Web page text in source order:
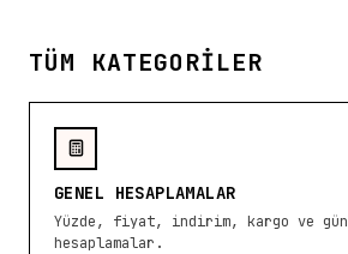
TÜM KATEGORİLER
GENEL HESAPLAMALAR
Yüzde, fiyat, indirim, kargo ve
hesaplamalar.